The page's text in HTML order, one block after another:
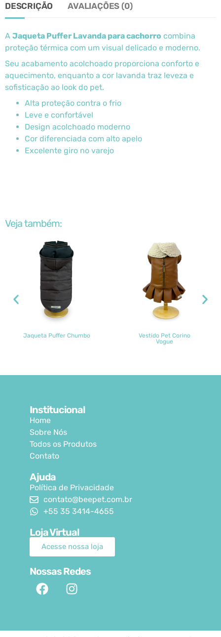
DESCRIÇÃO AVALIAÇÕES (0)
A Jaqueta Puffer Lavanda para cachorro combina
proteção térmica com um visual delicado e moderno.
Seu acabamento acolchoado proporciona conforto e
aquecimento, enquanto a cor lavanda traz leveza e
sofisticação ao look do pet.
Alta proteção contra o frio
Leve e confortável
Design acolchoado moderno
Cor diferenciada com alto apelo
Excelente giro no varejo
Veja também:
Jaqueta Puffer Chumbo
Vestido Pet Corino
Vogue
Institucional
Home
Sobre Nós
Todos os Produtos
Contato
Ajuda
Política de Privacidade
contato@beepet.com.br
+55 35 3414-4655
Loja Virtual
Acesse nossa loja
Nossas Redes